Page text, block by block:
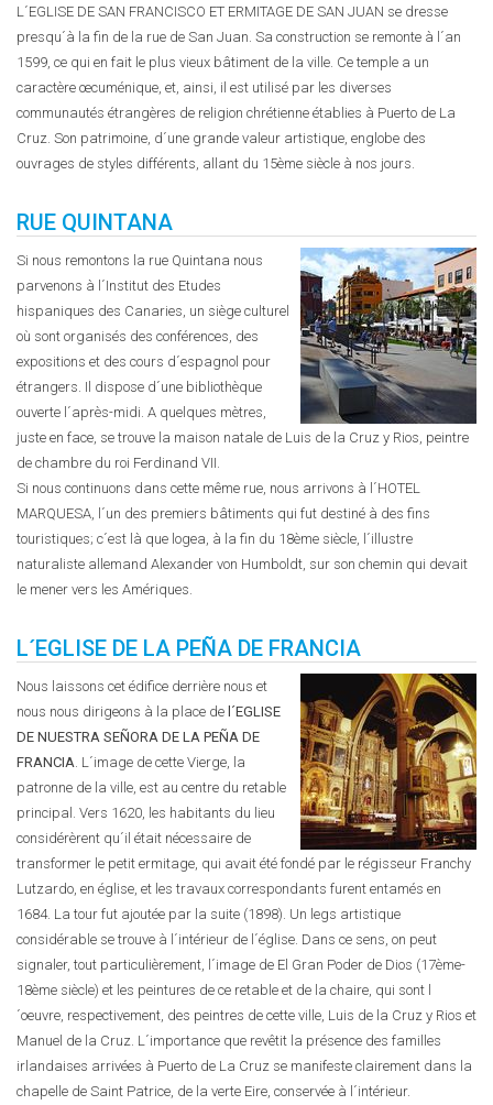
L´EGLISE DE SAN FRANCISCO ET ERMITAGE DE SAN JUAN se dresse
presqu´à la fin de la rue de San Juan. Sa construction se remonte à l´an
1599, ce qui en fait le plus vieux bâtiment de la ville. Ce temple a un
caractère œcuménique, et, ainsi, il est utilisé par les diverses
communautés étrangères de religion chrétienne établies à Puerto de La
Cruz. Son patrimoine, d´une grande valeur artistique, englobe des
ouvrages de styles différents, allant du 15ème siècle à nos jours.
RUE QUINTANA
Si nous remontons la rue Quintana nous
parvenons à l´Institut des Etudes
hispaniques des Canaries, un siège culturel
où sont organisés des conférences, des
expositions et des cours d´espagnol pour
étrangers. Il dispose d´une bibliothèque
ouverte l´après-midi. A quelques mètres,
juste en face, se trouve la maison natale de Luis de la Cruz y Rios, peintre
de chambre du roi Ferdinand VII.
Si nous continuons dans cette même rue, nous arrivons à l´HOTEL
MARQUESA, l´un des premiers bâtiments qui fut destiné à des fins
touristiques; c´est là que logea, à la fin du 18ème siècle, l´illustre
naturaliste allemand Alexander von Humboldt, sur son chemin qui devait
le mener vers les Amériques.
L´EGLISE DE LA PEÑA DE FRANCIA
Nous laissons cet édifice derrière nous et
nous nous dirigeons à la place de l´EGLISE
DE NUESTRA SEÑORA DE LA PEÑA DE
FRANCIA. L´image de cette Vierge, la
patronne de la ville, est au centre du retable
principal. Vers 1620, les habitants du lieu
considérèrent qu´il était nécessaire de
transformer le petit ermitage, qui avait été fondé par le régisseur Franchy
Lutzardo, en église, et les travaux correspondants furent entamés en
1684. La tour fut ajoutée par la suite (1898). Un legs artistique
considérable se trouve à l´intérieur de l´église. Dans ce sens, on peut
signaler, tout particulièrement, l´image de El Gran Poder de Dios (17ème-
18ème siècle) et les peintures de ce retable et de la chaire, qui sont l
´oeuvre, respectivement, des peintres de cette ville, Luis de la Cruz y Rios et
Manuel de la Cruz. L´importance que revêtit la présence des familles
irlandaises arrivées à Puerto de La Cruz se manifeste clairement dans la
chapelle de Saint Patrice, de la verte Eire, conservée à l´intérieur.